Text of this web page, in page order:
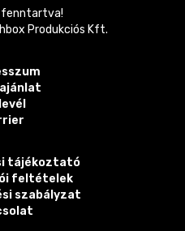
fenntartva!
Produkciós Kft.
tájékoztató
feltételek
szabályzat